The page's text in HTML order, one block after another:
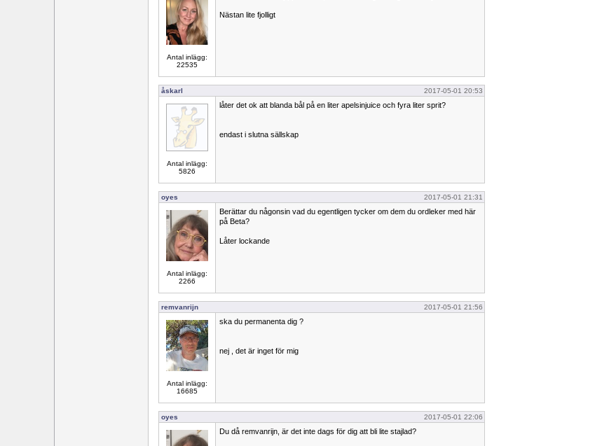
Antal inlägg:
22535
Nästan lite fjolligt
åskarl 2017-05-01 20:53
Antal inlägg:
5826
låter det ok att blanda bål på en liter apelsinjuice och fyra liter sprit?
endast i slutna sällskap
oyes 2017-05-01 21:31
Antal inlägg:
2266
Berättar du någonsin vad du egentligen tycker om dem du ordleker med här
på Beta?
Låter lockande
remvanrijn 2017-05-01 21:56
Antal inlägg:
16685
ska du permanenta dig ?
nej , det är inget för mig
oyes 2017-05-01 22:06
Du då remvanrijn, är det inte dags för dig att bli lite stajlad?